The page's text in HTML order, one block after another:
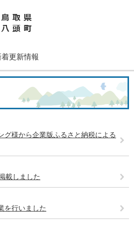
着更新情報
グ様から企業版ふるさと納税による
載しました
を行いました